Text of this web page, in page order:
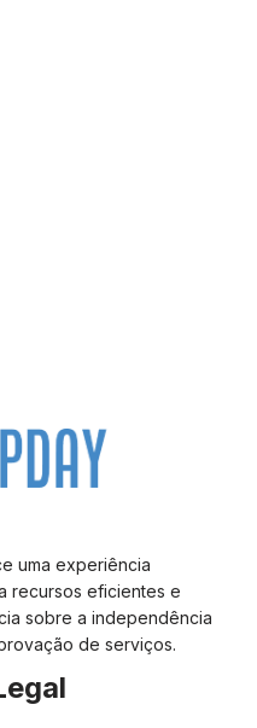
uma experiência
recursos eficientes e
sobre a independência
de serviços.